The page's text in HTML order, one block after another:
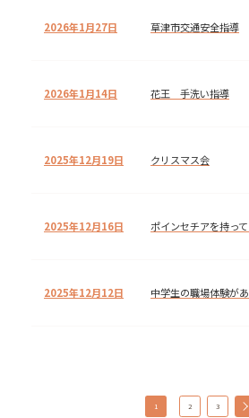
2026年1月27日 草津市交通安全指導
2026年1月14日 花王 手洗い指導
2025年12月19日 クリスマス会
2025年12月16日 ポインセチアを持っ
2025年12月12日 中学生の職場体験が
1 2 3